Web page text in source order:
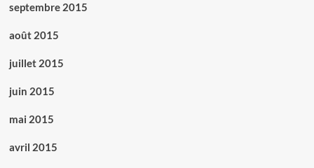
septembre 2015
août 2015
juillet 2015
juin 2015
mai 2015
avril 2015